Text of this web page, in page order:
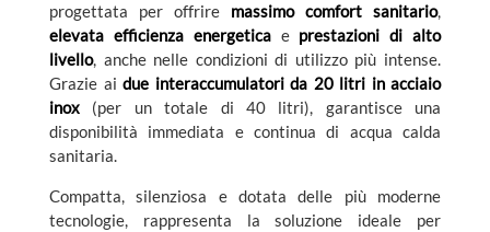
progettata per offrire massimo comfort sanitario,
elevata efficienza energeticae prestazioni di alto
livello, anche nelle condizioni di utilizzo più intense.
Grazie ai due interaccumulatori da 20 litri in acciaio
inox (per un totale di 40 litri), garantisce una
disponibilità immediata e continua di acqua calda
sanitaria.
Compatta, silenziosa e dotata delle più moderne
tecnologie, rappresenta la soluzione ideale per